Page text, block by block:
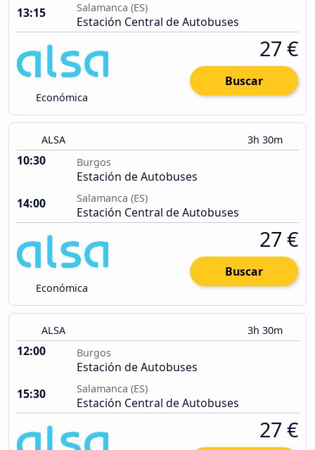
13:15
Salamanca (ES)
Estación Central de Autobuses
Económica
27 €
Buscar
ALSA 3h 30m
10:30 Burgos
Estación de Autobuses
14:00
Salamanca (ES)
Estación Central de Autobuses
Económica
27 €
Buscar
ALSA 3h 30m
12:00 Burgos
Estación de Autobuses
15:30
Salamanca (ES)
Estación Central de Autobuses
27 €